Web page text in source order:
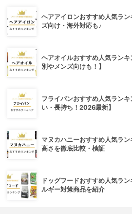
ヘアアイロンおすすめ人気ラ
ズ向け・海外対応も♪
ヘアオイルおすすめ人気ラン
別やメンズ向けも！】
フライパンおすすめ人気ラン
い・長持ち！2026最新】
マヌカハニーおすすめ人気ラ
高さを徹底比較・検証
ドッグフードおすすめ人気ラ
ルギー対策商品を紹介